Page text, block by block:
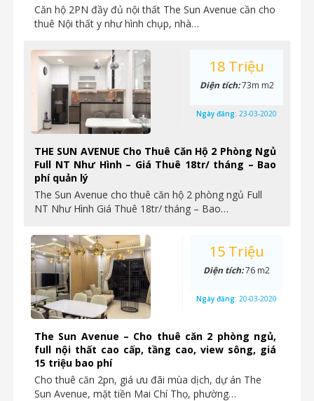
Căn hộ 2PN đầy đủ nội thất The Sun Avenue cần cho
thuê Nội thất y như hình chụp, nhà…
THE SUN AVENUE Cho Thuê Căn Hộ 2 Phòng Ngủ
Full NT Như Hình – Giá Thuê 18tr/ tháng – Bao
phí quản lý
The Sun Avenue cho thuê căn hộ 2 phòng ngủ Full
NT Như Hình Giá Thuê 18tr/ tháng – Bao…
18 Triệu
Diện tích:73m m2
Ngày đăng: 23-03-2020
The Sun Avenue – Cho thuê căn 2 phòng ngủ,
full nội thất cao cấp, tầng cao, view sông, giá
15 triệu bao phí
Cho thuê căn 2pn, giá ưu đãi mùa dịch, dự án The
Sun Avenue, mặt tiền Mai Chí Thọ, phường…
15 Triệu
Diện tích:76 m2
Ngày đăng: 20-03-2020